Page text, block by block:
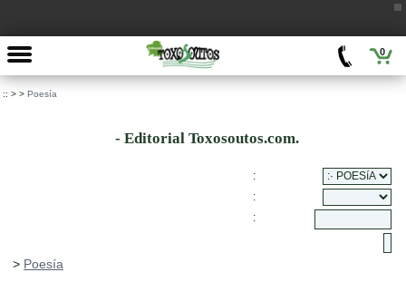
0
:: > > Poesía
- Editorial Toxosoutos.com.
:
:
:
> Poesía